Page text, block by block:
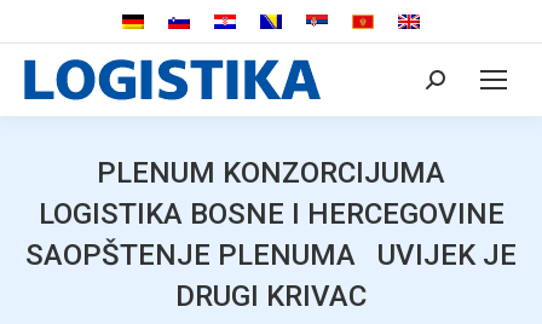
Search:
PLENUM KONZORCIJUMA
LOGISTIKA BOSNE I HERCEGOVINE
SAOPŠTENJE PLENUMA UVIJEK JE
DRUGI KRIVAC